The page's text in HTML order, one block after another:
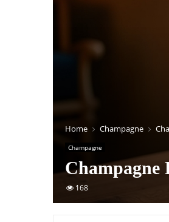
Home Champagne
Champagne
168